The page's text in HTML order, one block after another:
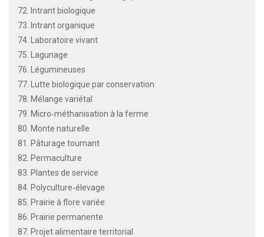
72. Intrant biologique
73. Intrant organique
74. Laboratoire vivant
75. Lagunage
76. Légumineuses
77. Lutte biologique par conservation
78. Mélange variétal
79. Micro‐méthanisation à la ferme
80. Monte naturelle
81. Pâturage tournant
82. Permaculture
83. Plantes de service
84. Polyculture‐élevage
85. Prairie à flore variée
86. Prairie permanente
87. Projet alimentaire territorial